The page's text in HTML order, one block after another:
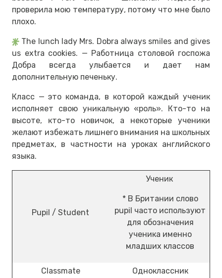
проверила мою температуру, потому что мне было
плохо.
The lunch lady Mrs. Dobra always smiles and gives
us extra cookies. — Работница столовой госпожа
Добра всегда улыбается и дает нам
дополнительную печеньку.
Класс — это команда, в которой каждый ученик
исполняет свою уникальную «роль». Кто-то на
высоте, кто-то новичок, а некоторые ученики
желают избежать лишнего внимания на школьных
предметах, в частности на уроках английского
языка.
Pupil / Student
Ученик
* В Британии слово
pupil часто используют
для обозначения
ученика именно
младших классов
Classmate Одноклассник